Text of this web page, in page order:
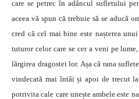
care se petrec în adâncul sufletului
aceea vă spun că trebuie să se aducă
cred că cel mai bine este nașterea
tuturor celor care se cer a veni pe
lărgirea dragostei lor. Așa că rana
vindecată mai întâi și apoi de trecut
potrivita cale care unește ambele este